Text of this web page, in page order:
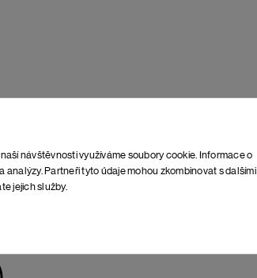
návštěvnosti využíváme soubory cookie. Informace o
analýzy. Partneři tyto údaje mohou zkombinovat s dalšími
jejich služby.